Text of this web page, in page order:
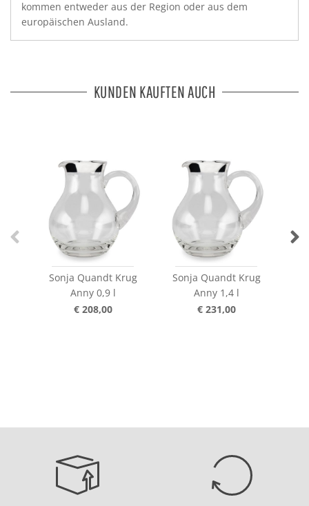
kommen entweder aus der Region oder aus dem
europäischen Ausland.
KUNDEN KAUFTEN AUCH
Sonja Quandt Krug
Anny 0,9 l
€ 208,00
Sonja Quandt Krug
Anny 1,4 l
€ 231,00